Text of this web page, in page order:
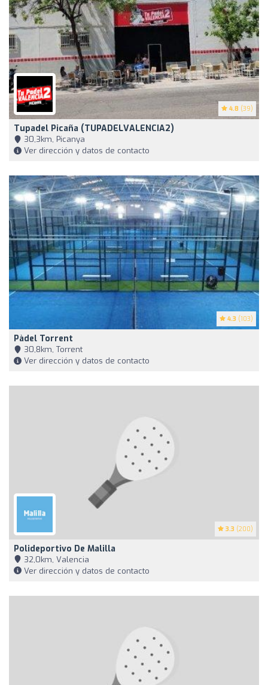
4.8 (39)
Tupadel Picaña (TUPADELVALENCIA2)
30,3km, Picanya
Ver dirección y datos de contacto
4.3 (103)
Pàdel Torrent
30,8km, Torrent
Ver dirección y datos de contacto
3.3 (200)
Polideportivo De Malilla
32,0km, Valencia
Ver dirección y datos de contacto